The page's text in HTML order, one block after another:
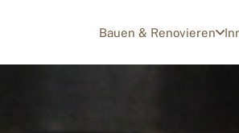
Bauen & Renovieren